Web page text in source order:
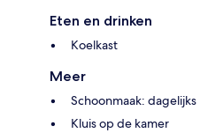
Eten en drinken
Koelkast
Meer
Schoonmaak: dagelijks
Kluis op de kamer